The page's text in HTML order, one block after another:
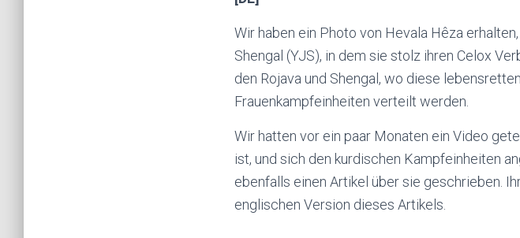
Wir haben ein Photo von Hevala Hêza
Shengal (YJS), in dem sie stolz ihren Celox
den Rojava und Shengal, wo diese
Frauenkampfeinheiten verteilt werden.
Wir hatten vor ein paar Monaten ein Video
ist, und sich den kurdischen Kampfeinheiten
ebenfalls einen Artikel über sie geschrieben.
englischen Version dieses Artikels.